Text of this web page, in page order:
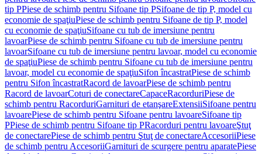
tip PPiese de schimb pentru Sifoane tip PSifoane de tip P, model cu
economie de spaţiuPiese de schimb pentru Sifoane de tip P, model
cu economie de spaţiuSifoane cu tub de imersiune pentru
lavoarPiese de schimb pentru Sifoane cu tub de imersiune pentru
lavoarSifoane cu tub de imersiune pentru lavoar, model cu economie
de spaţiuPiese de schimb pentru Sifoane cu tub de imersiune pentru
lavoar, model cu economie de spaţiuSifon încastratPiese de schimb
pentru Sifon încastratRacord de lavoarPiese de schimb pentru
Racord de lavoarCoturi de conectareCapaceRacorduriPiese de
schimb pentru RacorduriGarnituri de etanşareExtensiiSifoane pentru
lavoarePiese de schimb pentru Sifoane pentru lavoareSifoane tip
PPiese de schimb pentru Sifoane tip PRacorduri pentru lavoareŞtuţ
de conectarePiese de schimb pentru Ştuţ de conectareAccesoriiPiese
de schimb pentru AccesoriiGarnituri de scurgere pentru aparatePiese